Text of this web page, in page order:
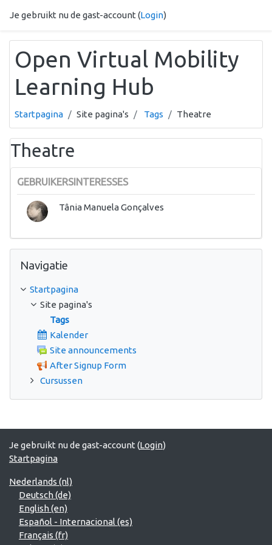
Je gebruikt nu de gast-account (Login)
Open Virtual Mobility
Learning Hub
Startpagina Site pagina's Tags Theatre
Theatre
GEBRUIKERSINTERESSES
Tânia Manuela Gonçalves
Navigatie
Startpagina
Site pagina's
Tags
Kalender
Site announcements
After Signup Form
Cursussen
Je gebruikt nu de gast-account (Login)
Startpagina
Nederlands ‎(nl)‎
Deutsch ‎(de)‎
English ‎(en)‎
Español - Internacional ‎(es)‎
Français ‎(fr)‎